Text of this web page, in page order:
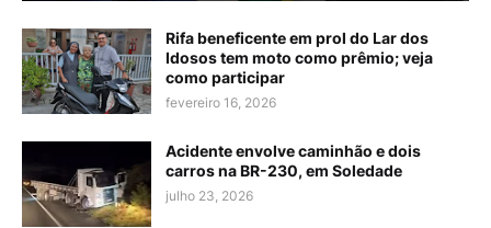
Rifa beneficente em prol do Lar dos
Idosos tem moto como prêmio; veja
como participar
fevereiro 16, 2026
Acidente envolve caminhão e dois
carros na BR-230, em Soledade
julho 23, 2026